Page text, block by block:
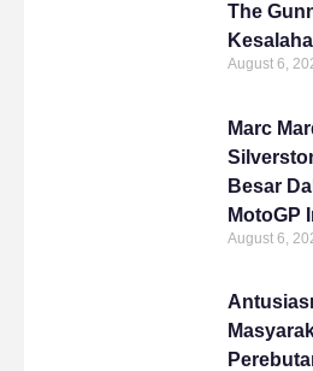
The
August 6,
Marc
Besar
MotoGP
August 6,